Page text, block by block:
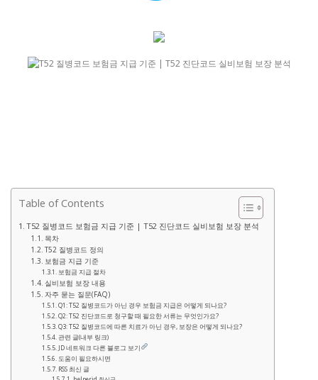
Table of Contents
T52 질병코드 보험금 지급 기준 | T52 진단코드 실비보험 보장 분석
목차
T52 질병코드 정의
보험금 지급 기준
보험금 지급 절차
실비보험 보장 내용
자주 묻는 질문(FAQ)
Q1: T52 질병코드가 아닌 경우 보험금 지급은 어떻게 되나요?
Q2: T52 진단코드로 청구할 때 필요한 서류는 무엇인가요?
Q3: T52 질병코드에 따른 치료가 아닌 경우, 보장은 어떻게 되나요?
관련 글(내부 링크)
JD 네트워크 다른 블로그 보기
도움이 필요하시면
RSS 최신 글